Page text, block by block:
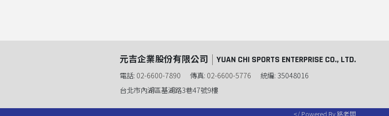
元吉企業股份有限公司 YUAN CHI SPORTS ENTERPRISE CO., LTD.
電話: 02-6600-7890 傳真: 02-6600-5776
統編: 35048016
台北市內湖區基湖路3巷47號9樓
Powered By 路老闆